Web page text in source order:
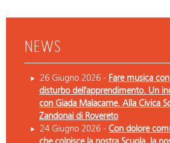
NEWS
26 Giugno 2026 - Fare musica
disturbo dell'apprendimento. Un
con Giada Malacarne. Alla Civica
Zandonai di Rovereto
24 Giugno 2026 - Con dolore